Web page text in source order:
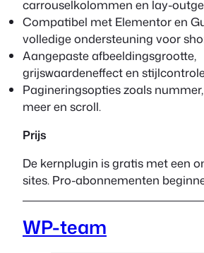
carrouselkolommen en lay-
Compatibel met Elementor en
volledige ondersteuning voor
Aangepaste afbeeldingsgrootte,
grijswaardeneffect en
Pagineringsopties zoals
meer en scroll.
Prijs
De kernplugin is gratis met een
sites. Pro-abonnementen
WP-team